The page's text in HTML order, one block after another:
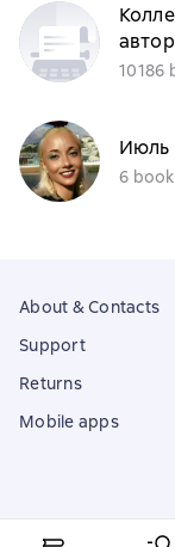
10186
Июль
6
About & Contacts
Support
Returns
Mobile apps